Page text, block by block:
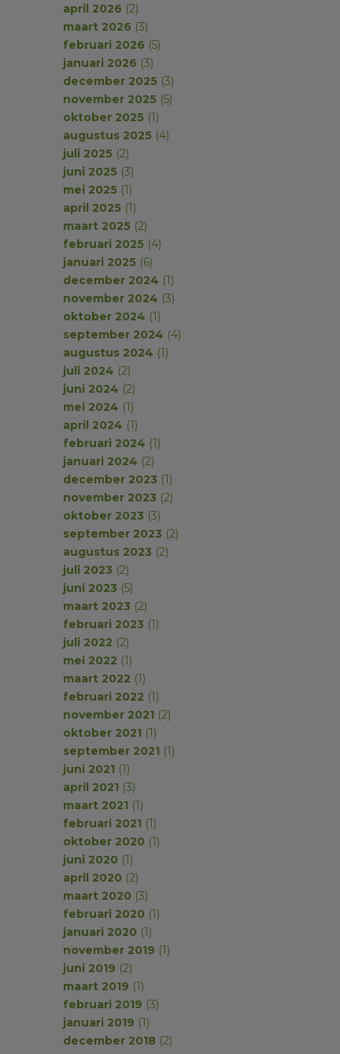
april 2026 (2)
maart 2026 (3)
februari 2026 (5)
januari 2026 (3)
december 2025 (3)
november 2025 (5)
oktober 2025 (1)
augustus 2025 (4)
juli 2025 (2)
juni 2025 (3)
mei 2025 (1)
april 2025 (1)
maart 2025 (2)
februari 2025 (4)
januari 2025 (6)
december 2024 (1)
november 2024 (3)
oktober 2024 (1)
september 2024 (4)
augustus 2024 (1)
juli 2024 (2)
juni 2024 (2)
mei 2024 (1)
april 2024 (1)
februari 2024 (1)
januari 2024 (2)
december 2023 (1)
november 2023 (2)
oktober 2023 (3)
september 2023 (2)
augustus 2023 (2)
juli 2023 (2)
juni 2023 (5)
maart 2023 (2)
februari 2023 (1)
juli 2022 (2)
mei 2022 (1)
maart 2022 (1)
februari 2022 (1)
november 2021 (2)
oktober 2021 (1)
september 2021 (1)
juni 2021 (1)
april 2021 (3)
maart 2021 (1)
februari 2021 (1)
oktober 2020 (1)
juni 2020 (1)
april 2020 (2)
maart 2020 (3)
februari 2020 (1)
januari 2020 (1)
november 2019 (1)
juni 2019 (2)
maart 2019 (1)
februari 2019 (3)
januari 2019 (1)
december 2018 (2)